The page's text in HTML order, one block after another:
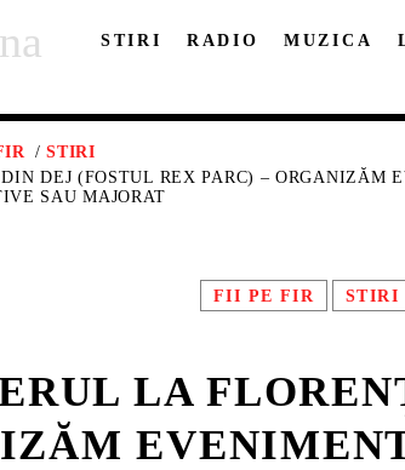
STIRI RADIO MUZICA
Twitter
/STIRI
DEJ (FOSTUL REX PARC) –
SAU MAJORAT
FII PE FIR STIRI
LA